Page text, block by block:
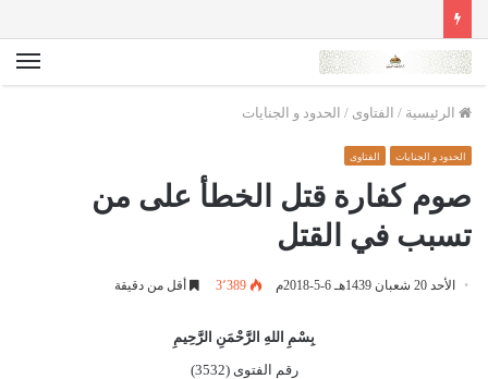
الرئيسية / الفتاوى / الحدود و الجنايات
الحدود و الجنايات الفتاوى
صوم كفارة قتل الخطأ على من
تسبب في القتل
الأحد 20 شعبان 1439هـ 6-5-2018م 3٬389 أقل من دقيقة
بِسْمِ اللهِ الرَّحْمَنِ الرَّحِيمِ
رقم الفتوى (3532)